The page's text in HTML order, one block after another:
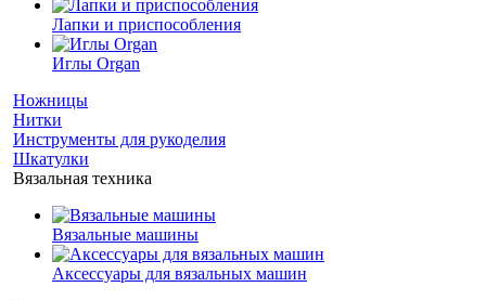
Лапки и приспособления
Иглы Organ
Ножницы
Нитки
Инструменты для рукоделия
Шкатулки
Вязальная техника
Вязальные машины
Аксессуары для вязальных машин